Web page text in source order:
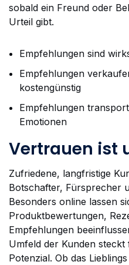
sobald ein Freund oder
Urteil gibt.
Empfehlungen sind
Empfehlungen
kostengünstig
Empfehlungen
Emotionen
Vertrauen ist
Zufriedene, langfristige
Botschafter, Fürsprecher
Besonders online lassen
Produktbewertungen,
Empfehlungen
Umfeld der Kunden
Potenzial. Ob das